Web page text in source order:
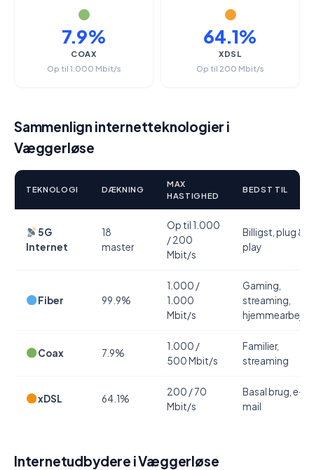
7.9%
COAX
Op til 1.000 Mbit/s
64.1%
XDSL
Op til 200 Mbit/s
Sammenlign internetteknologier i
Væggerløse
TEKNOLOGI DÆKNING
MAX
HASTIGHED
BEDST TIL
5G
Internet
18
master
Op til 1.000
/ 200
Mbit/s
Billigst, plug &
play
Fiber 99.9%
1.000 /
1.000
Mbit/s
Gaming,
streaming,
hjemmearbejde
Coax 7.9%
1.000 /
500 Mbit/s
Familier,
streaming
xDSL 64.1%
200 / 70
Mbit/s
Basal brug, e-
mail
Internetudbydere i Væggerløse